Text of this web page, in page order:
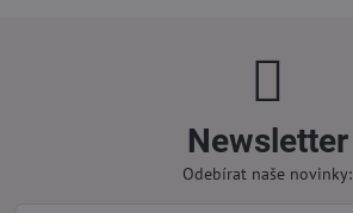
Newsletter
Odebírat naše novinky: